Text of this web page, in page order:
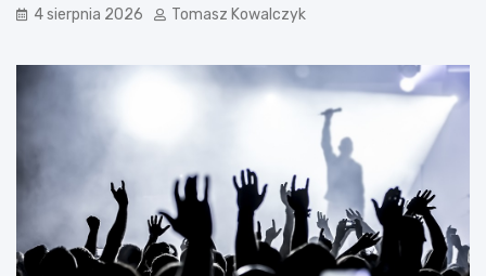
4 sierpnia 2026 Tomasz Kowalczyk